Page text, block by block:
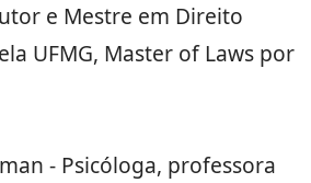
e Mestre em Direito
UFMG, Master of Laws por
- Psicóloga, professora